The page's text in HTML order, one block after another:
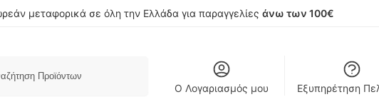
μεταφορικά σε όλη την Ελλάδα για παραγγελίες άνω των 100€
Ο Λογαριασμός μου Εξυπηρέτηση